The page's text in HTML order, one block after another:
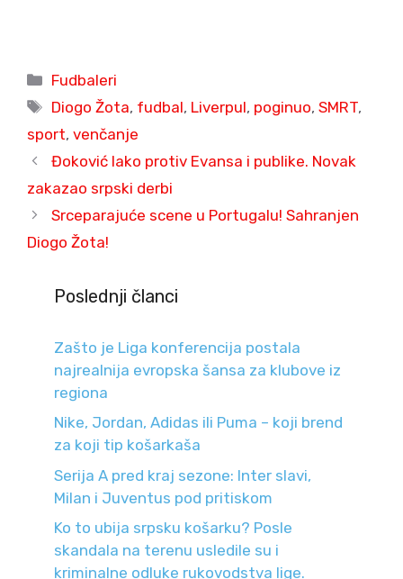
Categories
Fudbaleri
Tags
Diogo Žota, fudbal, Liverpul, poginuo,SMRT,
sport, venčanje
Đoković lako protiv Evansa i publike. Novak
zakazao srpski derbi
Srceparajuće scene u Portugalu! Sahranjen
Diogo Žota!
Poslednji članci
Zašto je Liga konferencija postala
najrealnija evropska šansa za klubove iz
regiona
Nike, Jordan, Adidas ili Puma – koji brend
za koji tip košarkaša
Serija A pred kraj sezone: Inter slavi,
Milan i Juventus pod pritiskom
Ko to ubija srpsku košarku? Posle
skandala na terenu usledile su i
kriminalne odluke rukovodstva lige.